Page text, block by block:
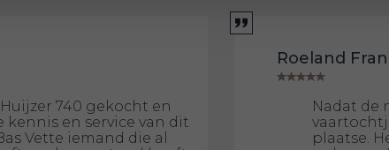
740 gekocht en
en service van dit
Vette iemand die al
Roeland
Nadat de
plaatse.